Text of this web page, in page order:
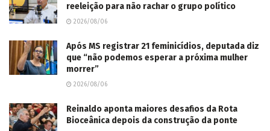
reeleição para não rachar o grupo político
2026/08/06
Após MS registrar 21 feminicídios, deputada diz
que “não podemos esperar a próxima mulher
morrer”
2026/08/06
Reinaldo aponta maiores desafios da Rota
Bioceânica depois da construção da ponte